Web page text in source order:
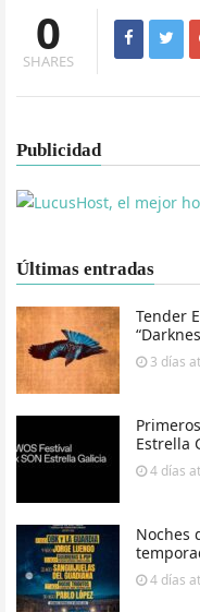
0
SHARES
Publicidad
Últimas entradas
Tender
3 días
Estrella
4 días
Noches
4 días